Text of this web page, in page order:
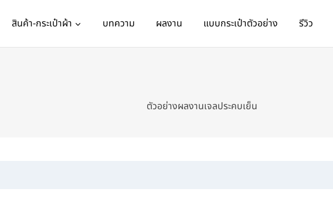
สินค้า-กระเป๋าผ้า บทความ ผลงาน แบบกระเป๋าตัวอย่าง รีวิว
ตัวอย่างผลงานเจลประคบเย็น